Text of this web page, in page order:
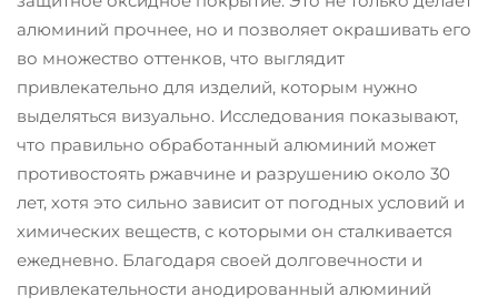
алюминий прочнее, но и позволяет окрашивать его
во множество оттенков, что выглядит
привлекательно для изделий, которым нужно
выделяться визуально. Исследования показывают,
что правильно обработанный алюминий может
противостоять ржавчине и разрушению около 30
лет, хотя это сильно зависит от погодных условий и
химических веществ, с которыми он сталкивается
ежедневно. Благодаря своей долговечности и
привлекательности анодированный алюминий